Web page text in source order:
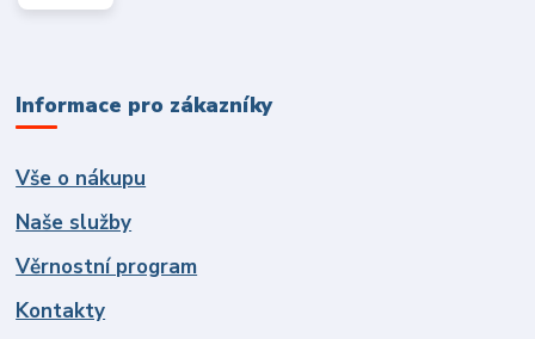
Informace pro zákazníky
Vše o nákupu
Naše služby
Věrnostní program
Kontakty